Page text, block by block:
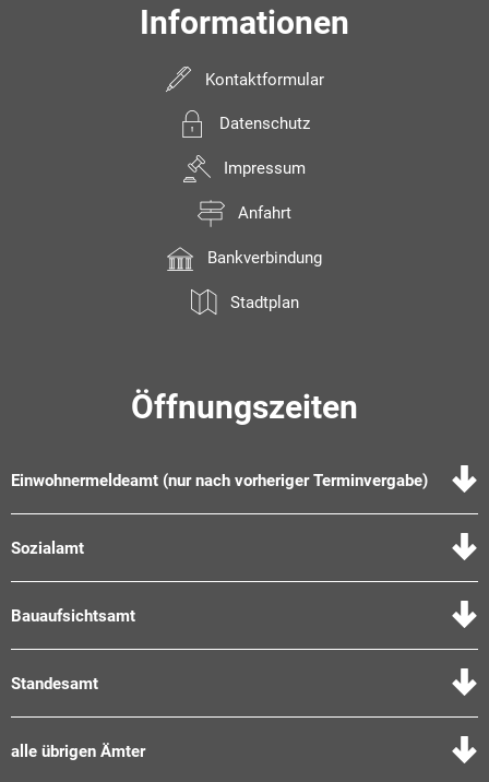
Informationen
Kontaktformular
Datenschutz
Impressum
Anfahrt
Bankverbindung
Stadtplan
Öffnungszeiten
Einwohnermeldeamt (nur nach vorheriger Terminvergabe)
Sozialamt
Bauaufsichtsamt
Standesamt
alle übrigen Ämter